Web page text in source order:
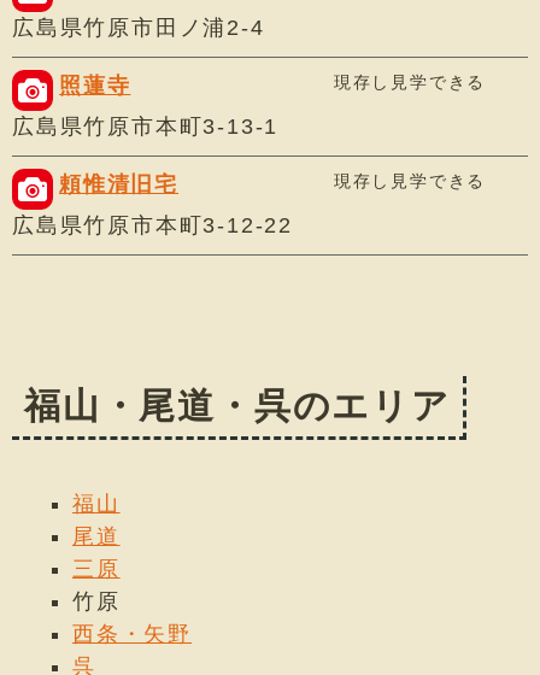
広島県竹原市田ノ浦2-4
照蓮寺 現存し見学できる
広島県竹原市本町3-13-1
頼惟清旧宅 現存し見学できる
広島県竹原市本町3-12-22
福山・尾道・呉のエリア
福山
尾道
三原
竹原
西条・矢野
呉